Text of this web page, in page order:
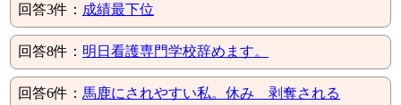
回答3件： 成績最下位
回答8件： 明日看護専門学校辞めます。
回答6件： 馬鹿にされやすい私。休み 剥奪される